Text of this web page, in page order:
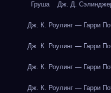
Груша Дж. Д.
Дж. К. Роулинг — Гарри
Дж. К. Роулинг — Гарри
Дж. К. Роулинг — Гарри
Дж. К. Роулинг — Гарри